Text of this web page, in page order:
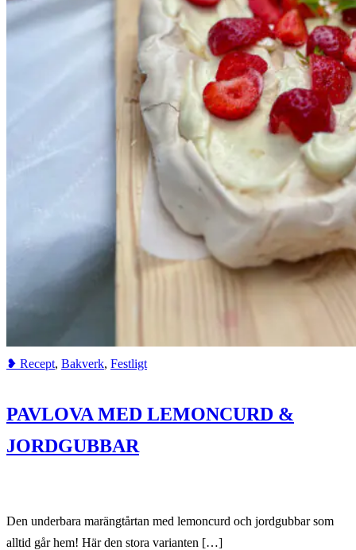
❥ Recept, Bakverk, Festligt
PAVLOVA MED LEMONCURD &
JORDGUBBAR
Den underbara marängtårtan med lemoncurd och jordgubbar som
alltid går hem! Här den stora varianten […]